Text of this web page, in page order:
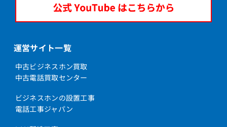
運営サイト一覧
中古ビジネスホン買取
中古電話買取センター
ビジネスホンの設置工事
電話工事ジャパン